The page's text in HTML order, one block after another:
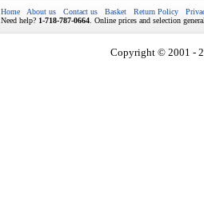
Home About us Contact us Basket Return Policy
Need help? 1-718-787-0664 . Online prices and selection
Copyright © 2001 -